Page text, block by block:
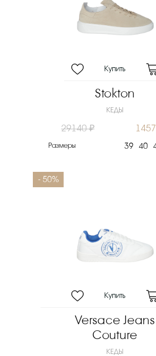
Stokton
КЕДЫ
29140 ₽
Размеры 39 40
- 50%
Versace Jeans
Couture
КЕДЫ